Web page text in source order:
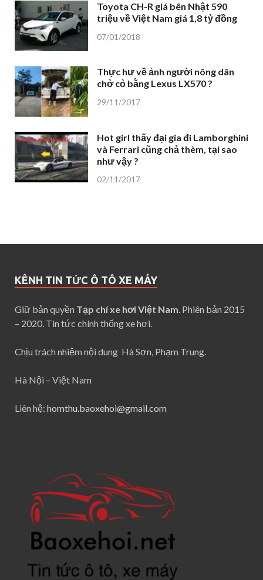
Toyota CH-R giá bên Nhật 590
triệu về Việt Nam giá 1,8 tỷ đồng
07/01/2018
Thực hư về ảnh người nông dân
chở cỏ bằng Lexus LX570 ?
29/11/2017
Hot girl thấy đại gia đi Lamborghini
và Ferrari cũng chả thèm, tại sao
như vậy ?
02/11/2017
KÊNH TIN TỨC Ô TÔ XE MÁY
Giữ bản quyền Tạp chí xe hơi Việt Nam. Phiên bản 2015
– 2020. Tin tức chính thống xe hơi.
Chịu trách nhiệm nội dung Hà Sơn, Phạm Trung.
Hà Nội – Việt Nam
Liên hệ: homthu.baoxehoi@gmail.com